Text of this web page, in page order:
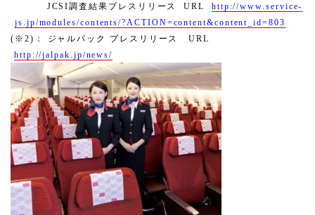
JCSI調査結果プレスリリース URL
http://www.service-
js.jp/modules/contents/?ACTION=content&content_id=803
( ※ 2) ： ジャルパック プレスリリース
URL
http://jalpak.jp/news/